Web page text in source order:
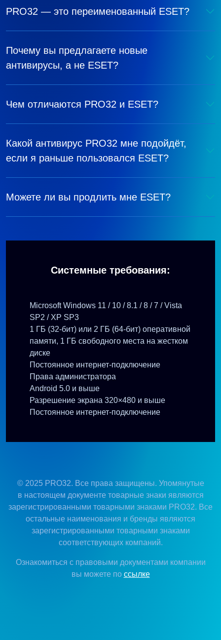
PRO32 — это переименованный ESET?
Почему вы предлагаете новые
антивирусы, а не ESET?
Чем отличаются PRO32 и ESET?
Какой антивирус PRO32 мне подойдёт,
если я раньше пользовался ESET?
Можете ли вы продлить мне ESET?
Системные требования:
Microsoft Windows 11 / 10 / 8.1 / 8 / 7 / Vista
SP2 / XP SP3
1 ГБ (32-бит) или 2 ГБ (64-бит) оперативной
памяти, 1 ГБ свободного места на жестком
диске
Постоянное интернет-подключение
Права администратора
Android 5.0 и выше
Разрешение экрана 320×480 и выше
Постоянное интернет-подключение
© 2025 PRO32. Все права защищены. Упомянутые
в настоящем документе товарные знаки являются
зарегистрированными товарными знаками PRO32. Все
остальные наименования и бренды являются
зарегистрированными товарными знаками
соответствующих компаний.
Ознакомиться с правовыми документами компании
вы можете по ссылке